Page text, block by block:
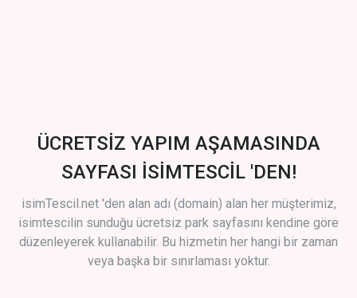
ÜCRETSİZ YAPIM AŞAMASINDA
SAYFASI İSİMTESCİL 'DEN!
isimTescil.net 'den alan adı (domain) alan her müşterimiz,
isimtescilin sunduğu ücretsiz park sayfasını kendine göre
düzenleyerek kullanabilir. Bu hizmetin her hangi bir zaman
veya başka bir sınırlaması yoktur.